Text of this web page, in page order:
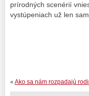
prírodných scenérií
vystúpeniach už len
« Ako sa nám rozpadajú